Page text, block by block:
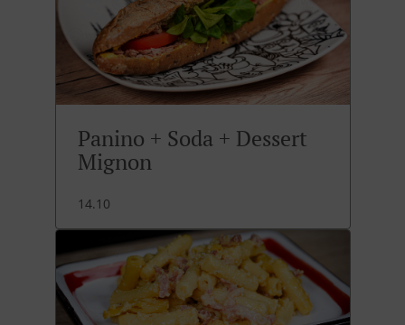
Panino + Soda + Dessert
Mignon
14.10